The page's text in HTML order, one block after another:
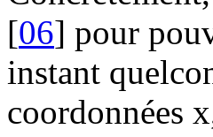
[06] pour
instant
coordonnées